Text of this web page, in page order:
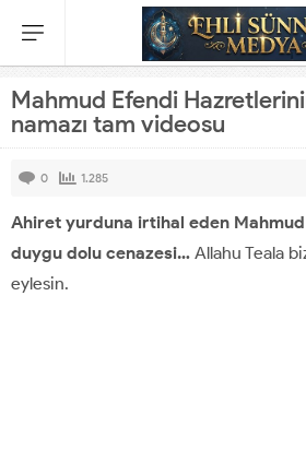
Mahmud Efendi
namazı tam videosu
0 1.285
Ahiret yurduna irtihal eden
duygu dolu cenazesi… Allahu Teala
eylesin.